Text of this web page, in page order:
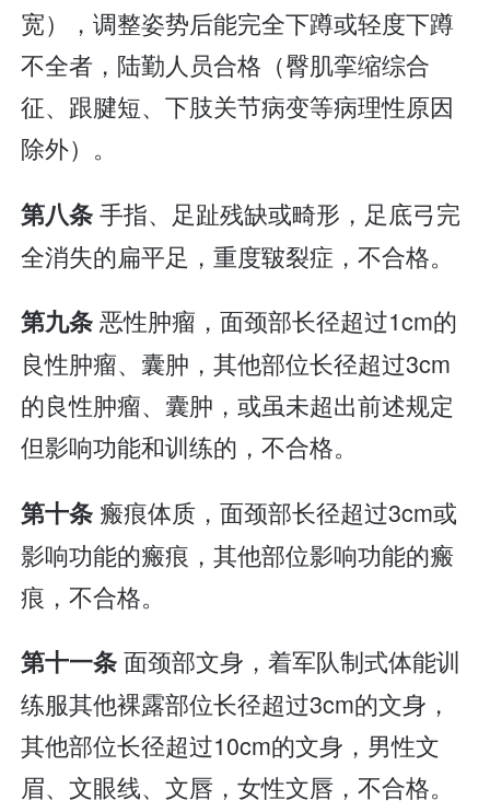
宽），调整姿势后能完全下蹲或轻度下蹲
不全者，陆勤人员合格（臀肌挛缩综合
征、跟腱短、下肢关节病变等病理性原因
除外）。
第八条手指、足趾残缺或畸形，足底弓完
全消失的扁平足，重度皲裂症，不合格。
第九条恶性肿瘤，面颈部长径超过1cm的
良性肿瘤、囊肿，其他部位长径超过3cm
的良性肿瘤、囊肿，或虽未超出前述规定
但影响功能和训练的，不合格。
第十条 瘢痕体质，面颈部长径超过3cm或
影响功能的瘢痕，其他部位影响功能的瘢
痕，不合格。
第十一条面颈部文身，着军队制式体能训
练服其他裸露部位长径超过3cm的文身，
其他部位长径超过10cm的文身，男性文
眉、文眼线、文唇，女性文唇，不合格。